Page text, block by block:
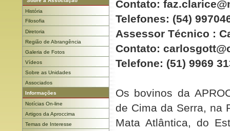
História
Filosofia
Diretoria
Região de Abrangência
Galeria de Fotos
Vídeos
Sobre as Unidades
Associados
Informações
Notícias On-line
Artigos da Aproccima
Temas de Interesse
Contato:
Telefones: (54)
Assessor Técnico :
Contato:
Telefone: (51) 9969
Os bovinos da
de Cima da Serra, na
Mata Atlântica, do